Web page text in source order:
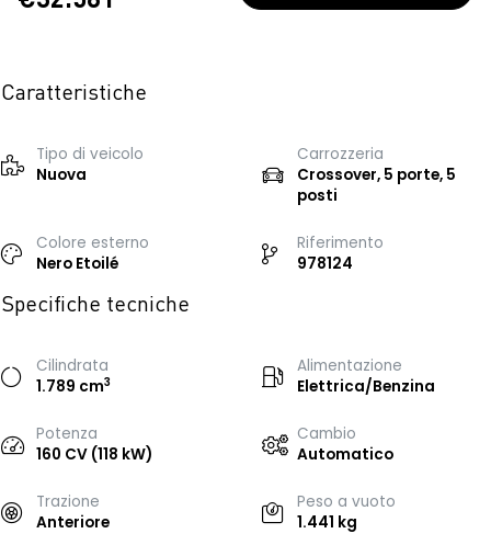
Caratteristiche
Tipo di veicolo
Nuova
Carrozzeria
Crossover, 5 porte, 5
posti
Colore esterno
Nero Etoilé
Riferimento
978124
Specifiche tecniche
Cilindrata
1.789 cm3
Alimentazione
Elettrica/Benzina
Potenza
160 CV (118 kW)
Cambio
Automatico
Trazione
Anteriore
Peso a vuoto
1.441 kg